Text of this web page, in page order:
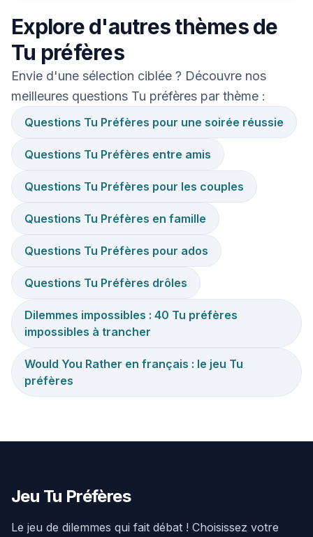
Explore d'autres thèmes de
Tu préfères
Envie d'une sélection ciblée ? Découvre nos
meilleures questions Tu préfères par thème :
Questions Tu Préfères pour une soirée réussie
Questions Tu Préfères entre amis
Questions Tu Préfères pour les couples
Questions Tu Préfères en famille
Questions Tu Préfères pour ados
Questions Tu Préfères drôles
Dilemmes impossibles : 40 Tu préfères
impossibles à trancher
Would You Rather en français : le jeu Tu
préfères
Jeu Tu Préfères
Le jeu de dilemmes qui fait débat ! Choisissez votre